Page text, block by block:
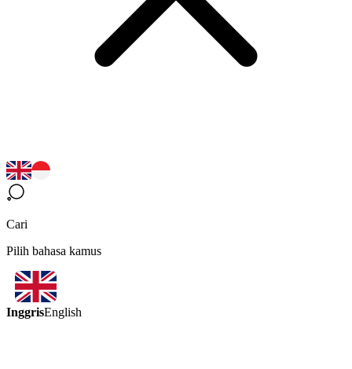
Cari
Pilih bahasa kamus
InggrisEnglish